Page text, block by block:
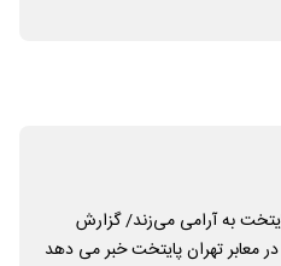
به آرامی می‌زند/ گزارش
معابر تهران پایتخت خبر می دهد